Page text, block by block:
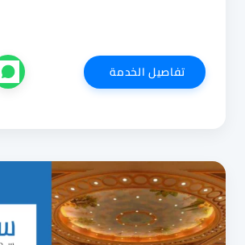
تفاصيل الخدمةعقود
نظافة